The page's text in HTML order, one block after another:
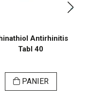
Antirhinitis
Tabl 40
PANIER